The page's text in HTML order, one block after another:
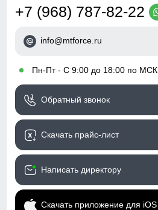
+7 (968) 787-82-22
info@mtforce.ru
• Пн-Пт - С 9:00 до 18:00 по МСК
Обратный звонок
Скачать прайс-лист
Написать директору
Скачать приложение для iOS